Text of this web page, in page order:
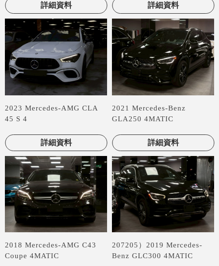
詳細資料 詳細資料
2023 Mercedes-AMG CLA
45 S 4
詳細資料
2021 Mercedes-Benz
GLA250 4MATIC
詳細資料
2018 Mercedes-AMG C43
Coupe 4MATIC
207205）2019 Mercedes-
Benz GLC300 4MATIC